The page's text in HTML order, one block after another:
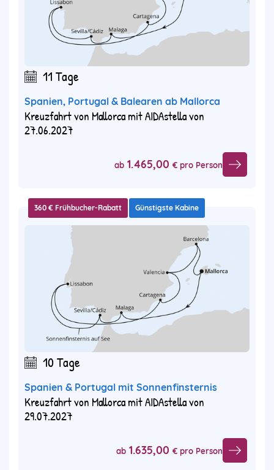
11 Tage
Spanien, Portugal & Balearen ab Mallorca
Kreuzfahrt von Mallorca mit AIDAstella von
27.06.2027
ab 1.465,00 € pro Person
360 € Frühbucher-Rabatt Günstigste Kabine
10 Tage
Spanien & Portugal mit Sonnenfinsternis
Kreuzfahrt von Mallorca mit AIDAstella von
29.07.2027
ab 1.635,00 € pro Person